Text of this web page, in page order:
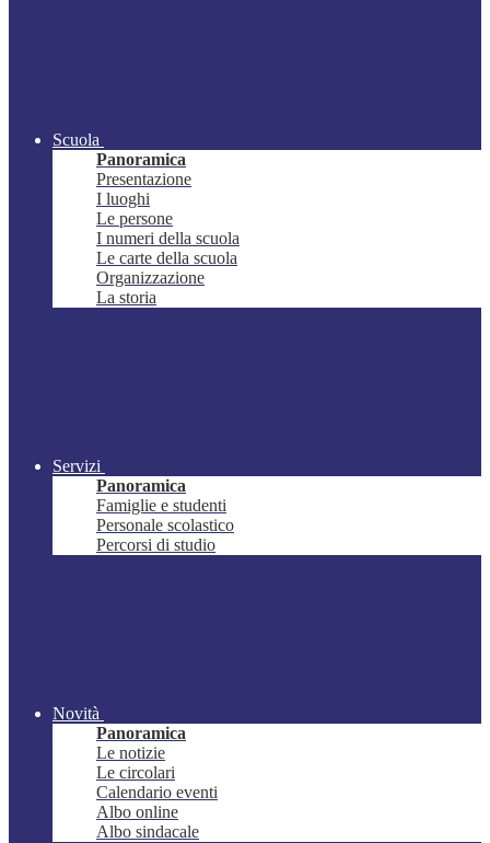
Scuola
Panoramica
Presentazione
I luoghi
Le persone
I numeri della scuola
Le carte della scuola
Organizzazione
La storia
Servizi
Panoramica
Famiglie e studenti
Personale scolastico
Percorsi di studio
Novità
Panoramica
Le notizie
Le circolari
Calendario eventi
Albo online
Albo sindacale